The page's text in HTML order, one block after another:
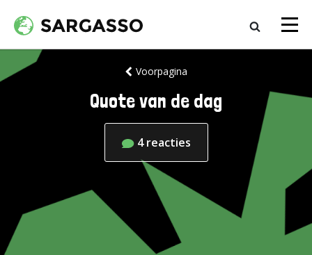
Voorpagina
Quote van de dag
4 reacties